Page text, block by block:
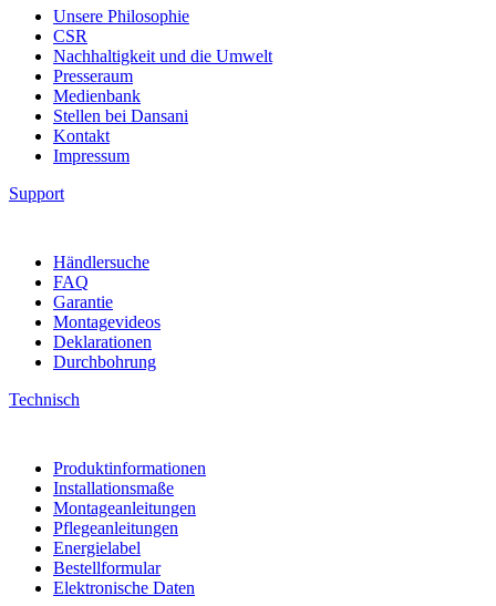
Unsere Philosophie
CSR
Nachhaltigkeit und die Umwelt
Presseraum
Medienbank
Stellen bei Dansani
Kontakt
Impressum
Support
Händlersuche
FAQ
Garantie
Montagevideos
Deklarationen
Durchbohrung
Technisch
Produktinformationen
Installationsmaße
Montageanleitungen
Pflegeanleitungen
Energielabel
Bestellformular
Elektronische Daten